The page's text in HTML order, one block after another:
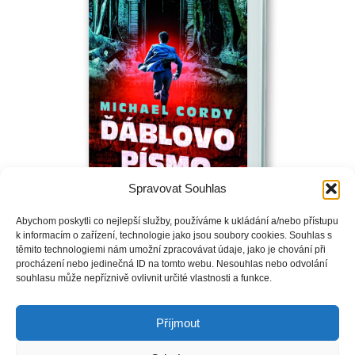
Spravovat Souhlas
Abychom poskytli co nejlepší služby, používáme k ukládání a/nebo přístupu
k informacím o zařízení, technologie jako jsou soubory cookies. Souhlas s
těmito technologiemi nám umožní zpracovávat údaje, jako je chování při
procházení nebo jedinečná ID na tomto webu. Nesouhlas nebo odvolání
souhlasu může nepříznivě ovlivnit určité vlastnosti a funkce.
Příjmout
Geolog Ross má v životě vše a kromě toho čeká se svou
krásnou manželkou Lauren prvního potomka. Když
opředený záhadami, ocitne se ve smrtelném nebezpečí.